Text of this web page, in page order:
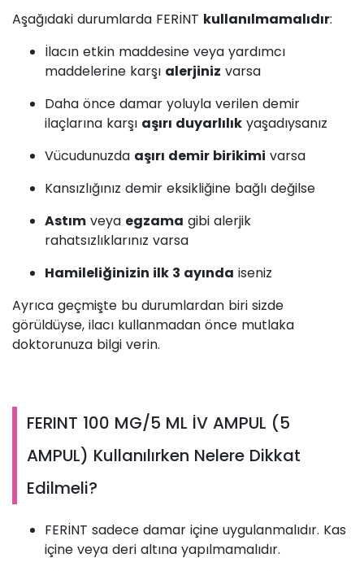
Aşağıdaki durumlarda FERİNT kullanılmamalıdır:
İlacın etkin maddesine veya yardımcı
maddelerine karşı alerjiniz varsa
Daha önce damar yoluyla verilen demir
ilaçlarına karşı aşırı duyarlılık yaşadıysanız
Vücudunuzda aşırı demir birikimi varsa
Kansızlığınız demir eksikliğine bağlı değilse
Astım veya egzama gibi alerjik
rahatsızlıklarınız varsa
Hamileliğinizin ilk 3 ayında iseniz
Ayrıca geçmişte bu durumlardan biri sizde
görüldüyse, ilacı kullanmadan önce mutlaka
doktorunuza bilgi verin.
FERINT 100 MG/5 ML İV AMPUL (5
AMPUL) Kullanılırken Nelere Dikkat
Edilmeli?
FERİNT sadece damar içine uygulanmalıdır. Kas
içine veya deri altına yapılmamalıdır.